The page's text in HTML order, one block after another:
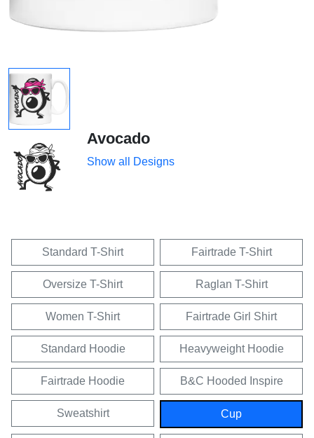
Avocado
Show all Designs
Standard T-Shirt Fairtrade T-Shirt
Oversize T-Shirt Raglan T-Shirt
Women T-Shirt Fairtrade Girl Shirt
Standard Hoodie Heavyweight Hoodie
Fairtrade Hoodie B&C Hooded Inspire
Sweatshirt Cup